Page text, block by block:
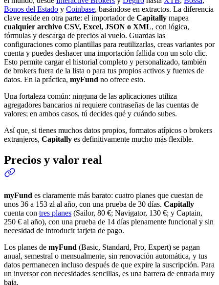
Bonos del Estado y Coinbase, basándose en extractos. La diferencia
clave reside en otra parte: el importador de Capitally mapea
cualquier archivo CSV, Excel, JSON o XML, con lógica,
fórmulas y descarga de precios al vuelo. Guardas las
configuraciones como plantillas para reutilizarlas, creas variantes por
cuenta y puedes deshacer una importación fallida con un solo clic.
Esto permite cargar el historial completo y personalizado, también
de brokers fuera de la lista o para tus propios activos y fuentes de
datos. En la práctica, myFund no ofrece esto.
Una fortaleza común: ninguna de las aplicaciones utiliza
agregadores bancarios ni requiere contraseñas de las cuentas de
valores; en ambos casos, tú decides qué y cuándo subes.
Así que, si tienes muchos datos propios, formatos atípicos o brokers
extranjeros, Capitally es definitivamente mucho más flexible.
Precios y valor real
myFund es claramente más barato: cuatro planes que cuestan de
unos 36 a 153 zł al año, con una prueba de 30 días. Capitally
cuenta con tres planes (Sailor, 80 €; Navigator, 130 €; y Captain,
250 € al año), con una prueba de 14 días plenamente funcional y sin
necesidad de introducir tarjeta de pago.
Los planes de myFund (Basic, Standard, Pro, Expert) se pagan
anual, semestral o mensualmente, sin renovación automática, y tus
datos permanecen incluso después de que expire la suscripción. Para
un inversor con necesidades sencillas, es una barrera de entrada muy
baja.